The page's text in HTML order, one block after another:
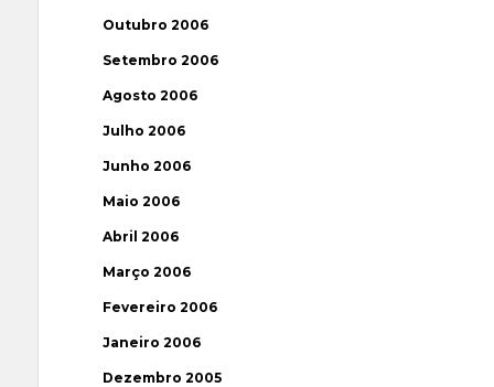
Outubro 2006
Setembro 2006
Agosto 2006
Julho 2006
Junho 2006
Maio 2006
Abril 2006
Março 2006
Fevereiro 2006
Janeiro 2006
Dezembro 2005